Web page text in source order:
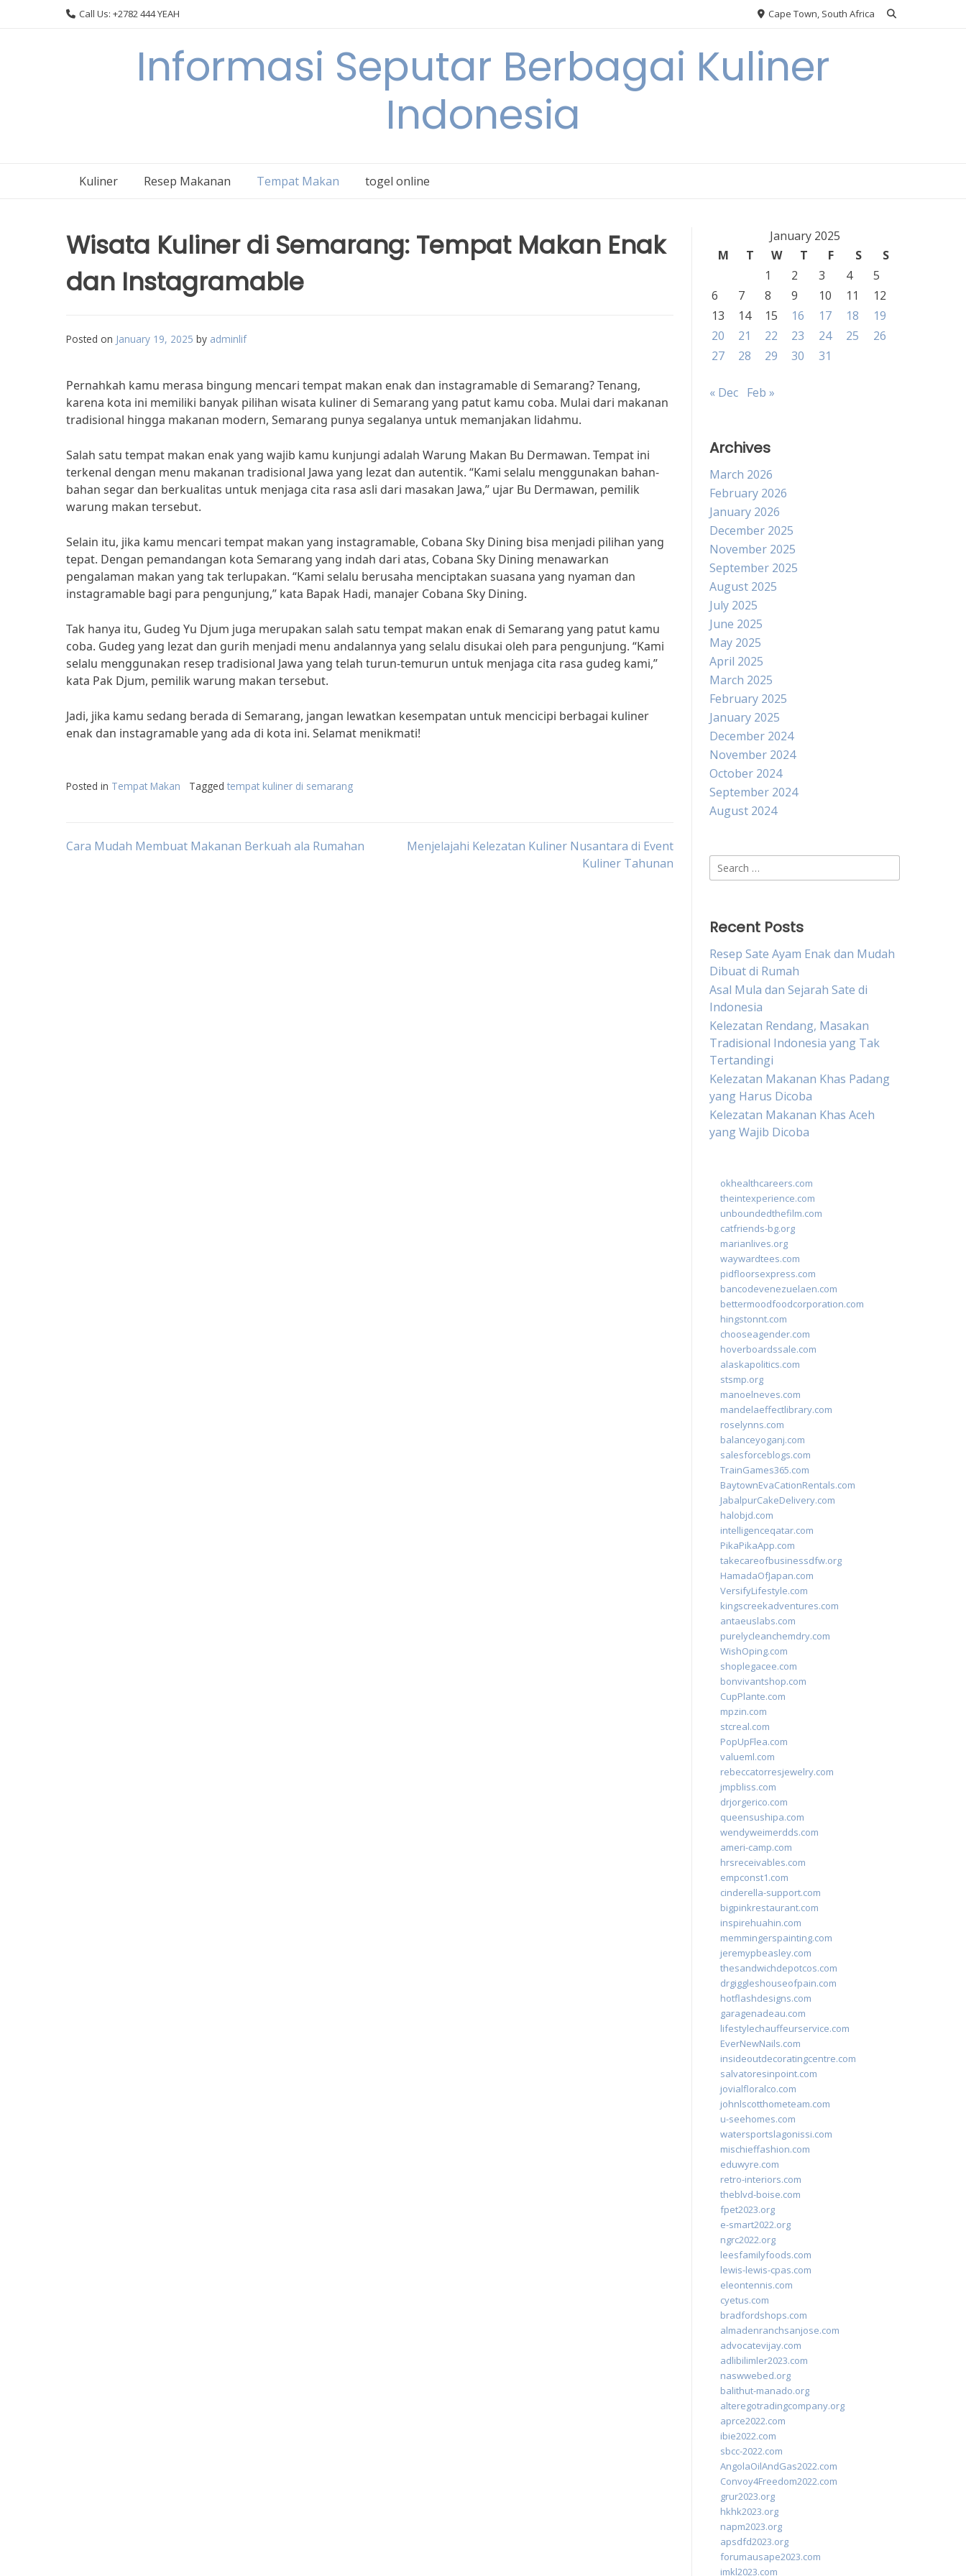
Call Us: +2782 444 YEAH Cape Town, South Africa
Informasi Seputar Berbagai Kuliner
Indonesia
Kuliner Resep Makanan Tempat Makan togel online
Wisata Kuliner di Semarang: Tempat Makan Enak
dan Instagramable
Posted on January 19, 2025 by adminlif
Pernahkah kamu merasa bingung mencari tempat makan enak dan instagramable di Semarang? Tenang,
karena kota ini memiliki banyak pilihan wisata kuliner di Semarang yang patut kamu coba. Mulai dari makanan
tradisional hingga makanan modern, Semarang punya segalanya untuk memanjakan lidahmu.
Salah satu tempat makan enak yang wajib kamu kunjungi adalah Warung Makan Bu Dermawan. Tempat ini
terkenal dengan menu makanan tradisional Jawa yang lezat dan autentik. “Kami selalu menggunakan bahan-
bahan segar dan berkualitas untuk menjaga cita rasa asli dari masakan Jawa,” ujar Bu Dermawan, pemilik
warung makan tersebut.
Selain itu, jika kamu mencari tempat makan yang instagramable, Cobana Sky Dining bisa menjadi pilihan yang
tepat. Dengan pemandangan kota Semarang yang indah dari atas, Cobana Sky Dining menawarkan
pengalaman makan yang tak terlupakan. “Kami selalu berusaha menciptakan suasana yang nyaman dan
instagramable bagi para pengunjung,” kata Bapak Hadi, manajer Cobana Sky Dining.
Tak hanya itu, Gudeg Yu Djum juga merupakan salah satu tempat makan enak di Semarang yang patut kamu
coba. Gudeg yang lezat dan gurih menjadi menu andalannya yang selalu disukai oleh para pengunjung. “Kami
selalu menggunakan resep tradisional Jawa yang telah turun-temurun untuk menjaga cita rasa gudeg kami,”
kata Pak Djum, pemilik warung makan tersebut.
Jadi, jika kamu sedang berada di Semarang, jangan lewatkan kesempatan untuk mencicipi berbagai kuliner
enak dan instagramable yang ada di kota ini. Selamat menikmati!
Posted in Tempat Makan Tagged tempat kuliner di semarang
Post
Cara Mudah Membuat Makanan Berkuah ala Rumahan
Menjelajahi Kelezatan Kuliner Nusantara di Event
Kuliner Tahunan
January 2025
M
T W T F S
S
1
2 3 4
5
6
7 8 9 10 11
12
13
14 15 16 17 18
19
20
21 22 23 24 25
26
27
28 29 30 31
« Dec Feb »
Archives
March 2026
February 2026
January 2026
December 2025
November 2025
September 2025
August 2025
July 2025
June 2025
May 2025
April 2025
March 2025
February 2025
January 2025
December 2024
November 2024
October 2024
September 2024
August 2024
Search
for:
Recent Posts
Resep Sate Ayam Enak dan Mudah
Dibuat di Rumah
Asal Mula dan Sejarah Sate di
Indonesia
Kelezatan Rendang, Masakan
Tradisional Indonesia yang Tak
Tertandingi
Kelezatan Makanan Khas Padang
yang Harus Dicoba
Kelezatan Makanan Khas Aceh
yang Wajib Dicoba
okhealthcareers.com
theintexperience.com
unboundedthefilm.com
catfriends-bg.org
marianlives.org
waywardtees.com
pidfloorsexpress.com
bancodevenezuelaen.com
bettermoodfoodcorporation.com
hingstonnt.com
chooseagender.com
hoverboardssale.com
alaskapolitics.com
stsmp.org
manoelneves.com
mandelaeffectlibrary.com
roselynns.com
balanceyoganj.com
salesforceblogs.com
TrainGames365.com
BaytownEvaCationRentals.com
JabalpurCakeDelivery.com
halobjd.com
intelligenceqatar.com
PikaPikaApp.com
takecareofbusinessdfw.org
HamadaOfJapan.com
VersifyLifestyle.com
kingscreekadventures.com
antaeuslabs.com
purelycleanchemdry.com
WishOping.com
shoplegacee.com
bonvivantshop.com
CupPlante.com
mpzin.com
stcreal.com
PopUpFlea.com
valueml.com
rebeccatorresjewelry.com
jmpbliss.com
drjorgerico.com
queensushipa.com
wendyweimerdds.com
ameri-camp.com
hrsreceivables.com
empconst1.com
cinderella-support.com
bigpinkrestaurant.com
inspirehuahin.com
memmingerspainting.com
jeremypbeasley.com
thesandwichdepotcos.com
drgiggleshouseofpain.com
hotflashdesigns.com
garagenadeau.com
lifestylechauffeurservice.com
EverNewNails.com
insideoutdecoratingcentre.com
salvatoresinpoint.com
jovialfloralco.com
johnlscotthometeam.com
u-seehomes.com
watersportslagonissi.com
mischieffashion.com
eduwyre.com
retro-interiors.com
theblvd-boise.com
fpet2023.org
e-smart2022.org
ngrc2022.org
leesfamilyfoods.com
lewis-lewis-cpas.com
eleontennis.com
cyetus.com
bradfordshops.com
almadenranchsanjose.com
advocatevijay.com
adlibilimler2023.com
naswwebed.org
balithut-manado.org
alteregotradingcompany.org
aprce2022.com
ibie2022.com
sbcc-2022.com
AngolaOilAndGas2022.com
Convoy4Freedom2022.com
grur2023.org
hkhk2023.org
napm2023.org
apsdfd2023.org
forumausape2023.com
imkl2023.com